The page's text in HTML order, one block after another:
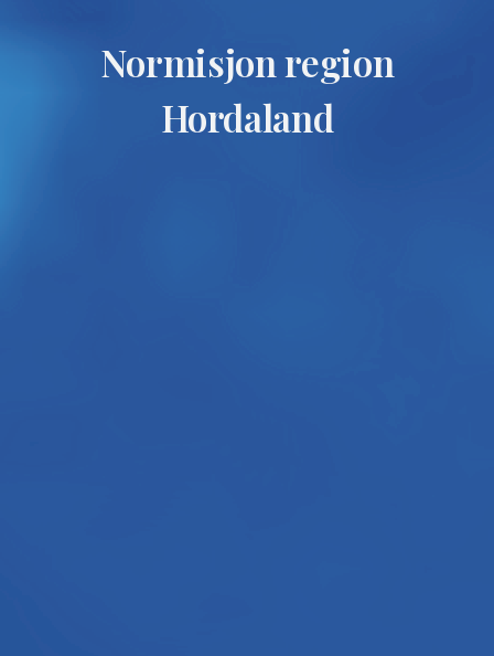
Normisjon region
Hordaland